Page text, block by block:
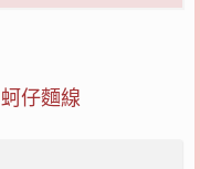
蚵仔麵線